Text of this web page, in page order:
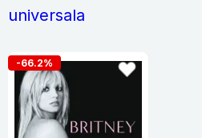
universala
-66.2%